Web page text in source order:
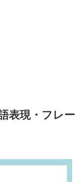
表現・フレー